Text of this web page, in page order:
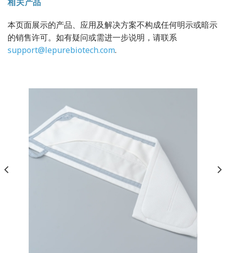
本页面展示的产品、应用及解决方案不构成任何明示或暗示
的销售许可。如有疑问或需进一步说明，请联系
support@lepurebiotech.com.